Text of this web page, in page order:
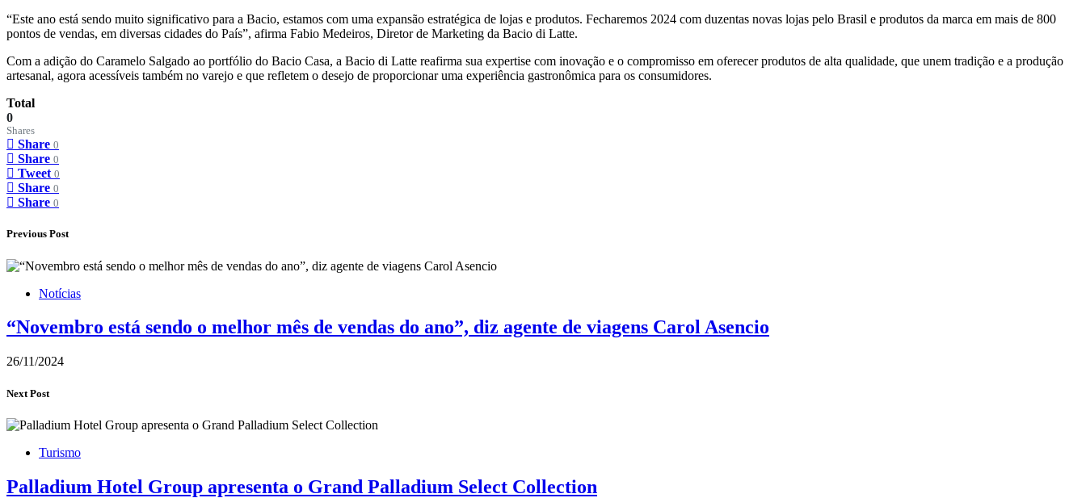
“Este ano está sendo muito significativo para a Bacio, estamos com uma expansão estratégica de lojas e produtos. Fecharemos 2024 com duzentas novas lojas pelo Brasil e produtos da marca em mais de 800
pontos de vendas, em diversas cidades do País”, afirma Fabio Medeiros, Diretor de Marketing da Bacio di Latte.
Com a adição do Caramelo Salgado ao portfólio do Bacio Casa, a Bacio di Latte reafirma sua expertise com inovação e o compromisso em oferecer produtos de alta qualidade, que unem tradição e a produção
artesanal, agora acessíveis também no varejo e que refletem o desejo de proporcionar uma experiência gastronômica para os consumidores.
Total
0
Shares
Share 0
Share 0
Tweet 0
Share 0
Share 0
Previous Post
Notícias
“Novembro está sendo o melhor mês de vendas do ano”, diz agente de viagens Carol Asencio
26/11/2024
Next Post
Turismo
Palladium Hotel Group apresenta o Grand Palladium Select Collection